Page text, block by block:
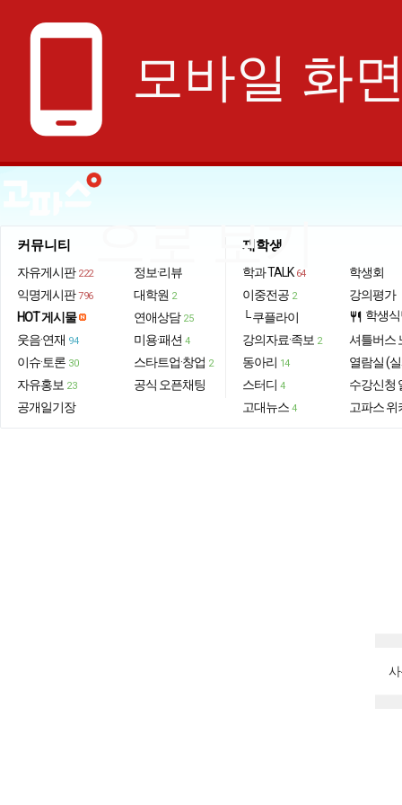
phone_android 모바일 화
으로 보기
커뮤니티
자유게시판 222
익명게시판 796
HOT 게시물
웃음·연재 94
이슈·토론 30
자유홍보 23
공개일기장
정보·리뷰
대학원 2
연애상담 25
미용·패션 4
스타트업·창업 2
공식 오픈채팅
재학생
학과 TALK 64
이중전공 2
└ 쿠플라이
강의자료·족보 2
동아리 14
스터디 4
고대뉴스 4
학생회
강의평가
restaurant 학생
셔틀버스
열람실 (
수강신청
고파스 위